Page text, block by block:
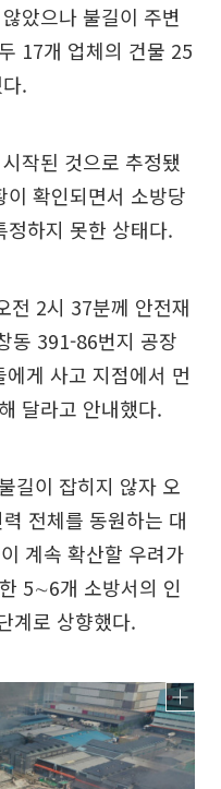
았으나 불길이 주변
17개 업체의 건물 25
.
작된 것으로 추정됐
확인되면서 소방당
하지 못한 상태다.
전 2시 37분께 안전재
동 391-86번지 공장
게 사고 지점에서 먼
달라고 안내했다.
길이 잡히지 않자 오
전체를 동원하는 대
계속 확산할 우려가
5∼6개 소방서의 인
계로 상향했다.